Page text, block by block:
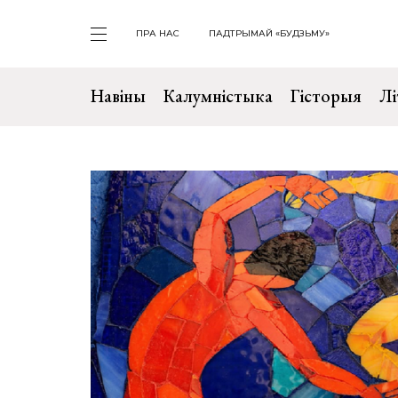
ПРА НАС ПАДТРЫМАЙ «БУДЗЬМУ»
Навіны Калумністыка Гісторыя